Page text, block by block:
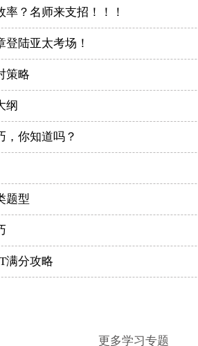
？名师来支招！！！
陆亚太考场！
策略
纲
，你知道吗？
题型
满分攻略
更多学习专题